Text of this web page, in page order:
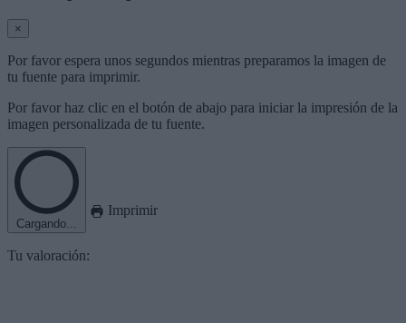
×
Por favor espera unos segundos mientras preparamos la imagen de
tu fuente para imprimir.
Por favor haz clic en el botón de abajo para iniciar la impresión de la
imagen personalizada de tu fuente.
Cargando...
Imprimir
Tu valoración: